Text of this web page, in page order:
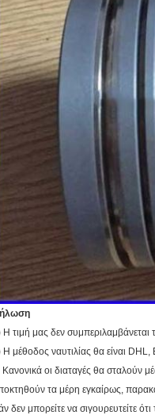
Η τιμή μας δεν
Η μέθοδος ναυτιλίας θα είναι
Κανονικά οι διαταγές θα σταλούν
τα μέρη εγκαίρως,
δεν μπορείτε να σιγουρευτείτε